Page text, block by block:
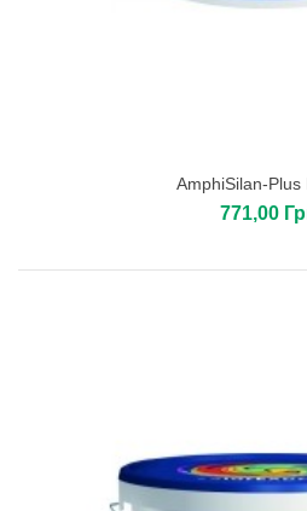
AmphiSilan-Plus
771,00